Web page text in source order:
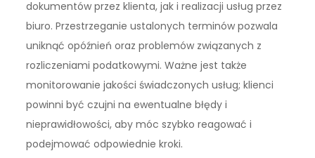
dokumentów przez klienta, jak i realizacji usług przez
biuro. Przestrzeganie ustalonych terminów pozwala
uniknąć opóźnień oraz problemów związanych z
rozliczeniami podatkowymi. Ważne jest także
monitorowanie jakości świadczonych usług; klienci
powinni być czujni na ewentualne błędy i
nieprawidłowości, aby móc szybko reagować i
podejmować odpowiednie kroki.